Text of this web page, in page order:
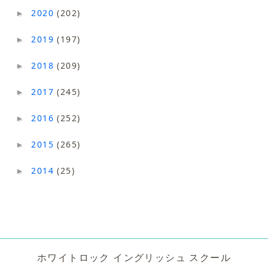
► 2020(202)
► 2019(197)
► 2018(209)
► 2017(245)
► 2016(252)
► 2015(265)
► 2014(25)
ホワイトロック イングリッシュ スクール